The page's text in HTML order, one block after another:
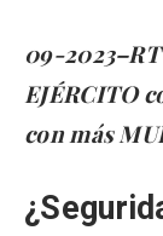
09-
EJÉRCITO
con más